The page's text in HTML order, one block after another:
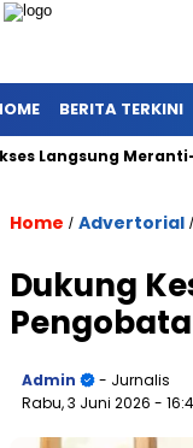
BERITA TERKINI
Meranti–Malaysia
Home / Advertorial /
Dukung
Admin
- Jurnalis
Rabu, 3 Juni 2026 -